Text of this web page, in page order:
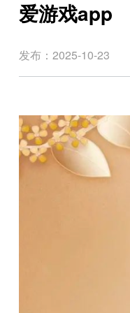
爱游戏app
发布：2025-10-23